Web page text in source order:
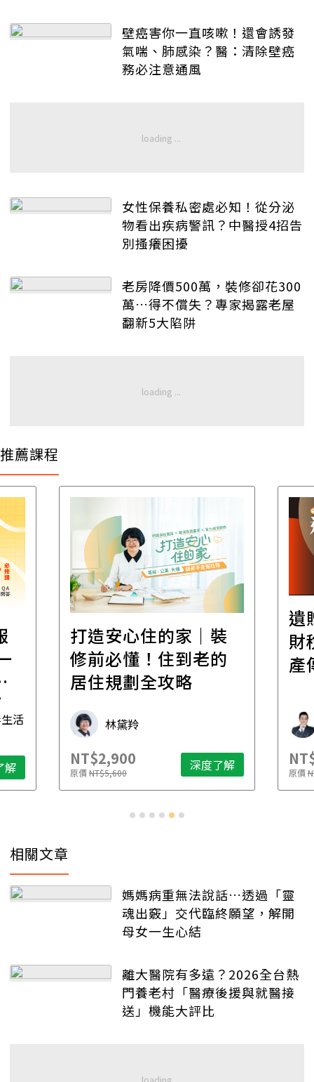
壁癌害你一直咳嗽！還會誘發
氣喘、肺感染？醫：清除壁癌
務必注意通風
女性保養私密處必知！從分泌
物看出疾病警訊？中醫授4招告
別搔癢困擾
老房降價500萬，裝修卻花300
萬…得不償失？專家揭露老屋
翻新5大陷阱
推薦課程
活
解
打造安心住的家｜裝
修前必懂！住到老的
居住規劃全攻略
林黛羚
NT$2,900
原價NT$5,600 深度了解
遺
財
產
原價
相關文章
媽媽病重無法說話…透過「靈
魂出竅」交代臨終願望，解開
母女一生心結
離大醫院有多遠？2026全台熱
門養老村「醫療後援與就醫接
送」機能大評比